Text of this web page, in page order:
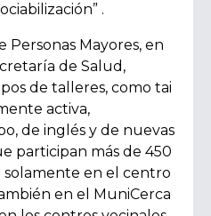
.
Personas Mayores, en
de Salud,
de talleres, como tai
activa,
de inglés y de nuevas
participan más de 450
solamente en el centro
en el MuniCerca